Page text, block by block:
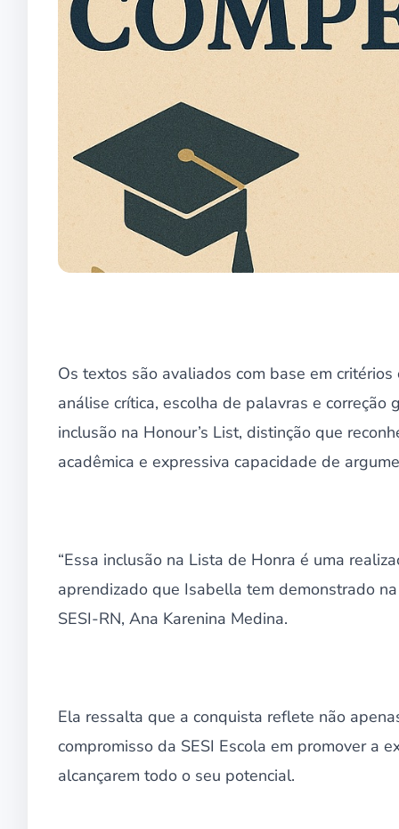
Os textos são avaliados com base em
análise crítica, escolha de palavras e
inclusão na Honour’s List, distinção que
acadêmica e expressiva capacidade de
“Essa inclusão na Lista de Honra é uma
aprendizado que Isabella tem demonstrado
SESI-RN, Ana Karenina Medina.
Ela ressalta que a conquista reflete não
compromisso da SESI Escola em promover a
alcançarem todo o seu potencial.